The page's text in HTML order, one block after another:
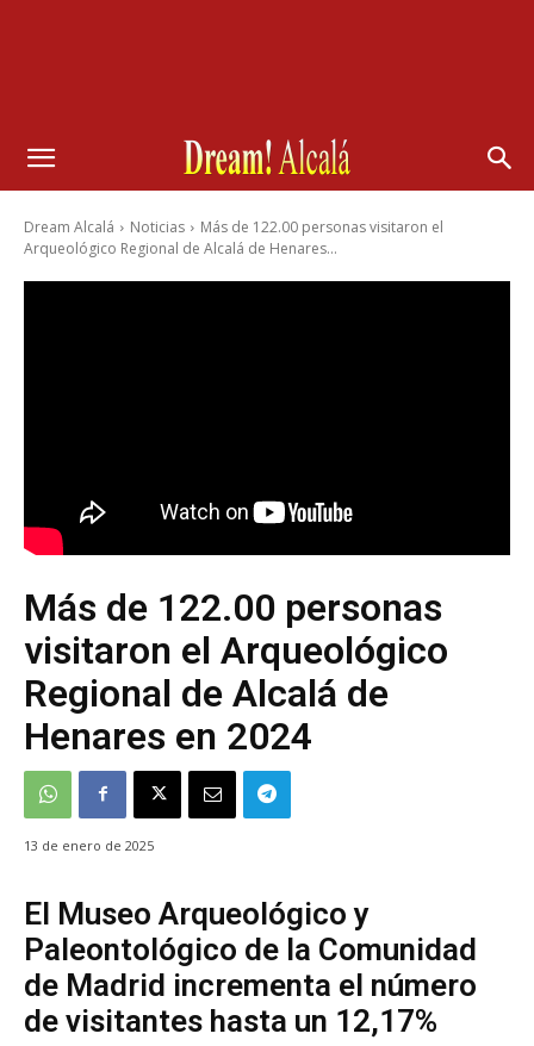
Dream Alcalá Noticias
Más de 122.00 personas visitaron el
Arqueológico Regional de Alcalá de Henares...
Más de 122.00 personas
visitaron el Arqueológico
Regional de Alcalá de
Henares en 2024
13 de enero de 2025
El Museo Arqueológico y
Paleontológico de la Comunidad
de Madrid incrementa el número
de visitantes hasta un 12,17%